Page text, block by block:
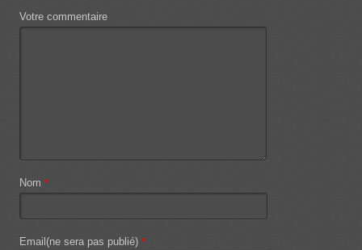
Votre commentaire
Nom *
Email(ne sera pas publié) *